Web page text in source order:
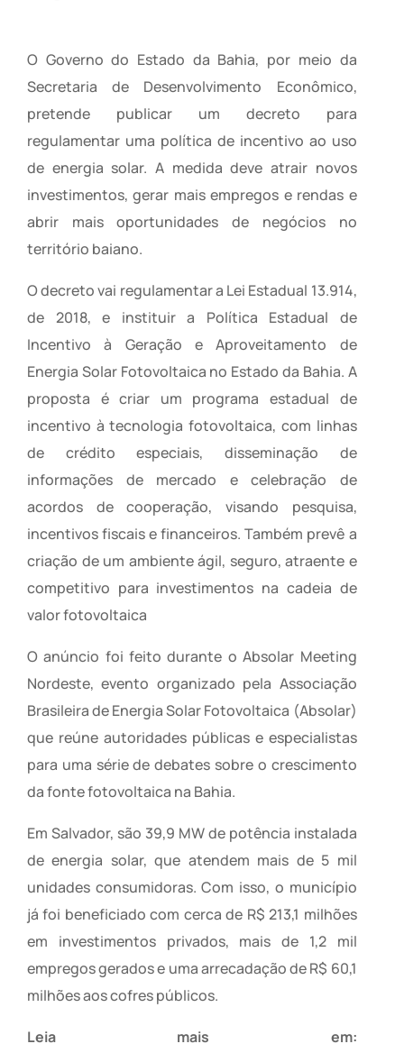
O Governo do Estado da Bahia, por meio da
Secretaria de Desenvolvimento Econômico,
pretende publicar um decreto para
regulamentar uma política de incentivo ao uso
de energia solar. A medida deve atrair novos
investimentos, gerar mais empregos e rendas e
abrir mais oportunidades de negócios no
território baiano.
O decreto vai regulamentar a Lei Estadual 13.914,
de 2018, e instituir a Política Estadual de
Incentivo à Geração e Aproveitamento de
Energia Solar Fotovoltaica no Estado da Bahia. A
proposta é criar um programa estadual de
incentivo à tecnologia fotovoltaica, com linhas
de crédito especiais, disseminação de
informações de mercado e celebração de
acordos de cooperação, visando pesquisa,
incentivos fiscais e financeiros. Também prevê a
criação de um ambiente ágil, seguro, atraente e
competitivo para investimentos na cadeia de
valor fotovoltaica
O anúncio foi feito durante o Absolar Meeting
Nordeste, evento organizado pela Associação
Brasileira de Energia Solar Fotovoltaica (Absolar)
que reúne autoridades públicas e especialistas
para uma série de debates sobre o crescimento
da fonte fotovoltaica na Bahia.
Em Salvador, são 39,9 MW de potência instalada
de energia solar, que atendem mais de 5 mil
unidades consumidoras. Com isso, o município
já foi beneficiado com cerca de R$ 213,1 milhões
em investimentos privados, mais de 1,2 mil
empregos gerados e uma arrecadação de R$ 60,1
milhões aos cofres públicos.
Leia mais em: